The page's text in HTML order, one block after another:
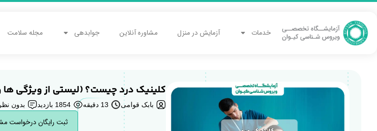
خدمات آزمایش در منزل مشاوره آنلاین جوابدهی مجله سلامت
کلینیک درد چیست؟ (لیستی از ویژگی ها
بابک قوامی 13 دقیقه 1854 بازدید بدون نظر
ثبت رایگان درخواست